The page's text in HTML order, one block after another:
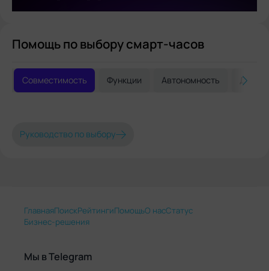
Помощь по выбору смарт-часов
Совместимость Функции Автономность
Руководство по выбору
ГлавнаяПоискРейтингиПомощьО насСтатус
Бизнес-решения
Мы в Telegram